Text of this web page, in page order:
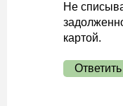
Не
картой.
Ответить